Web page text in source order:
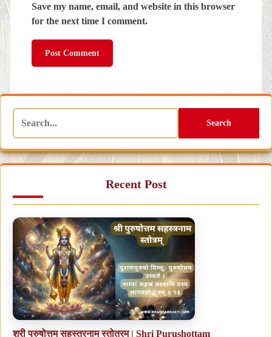
Save my name, email, and website in this browser
for the next time I comment.
Search
Recent Post
श्री पुरुषोत्तम सहस्त्रनाम स्तोत्रम् | Shri Purushottam